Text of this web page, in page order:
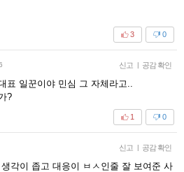
0
3
신고 | 공감 확인
일꾼이야 민심 그 자체라고..
?
0
1
신고 | 공감 확인
각이 좁고 대응이 ㅂㅅ인줄 잘 보여준 사